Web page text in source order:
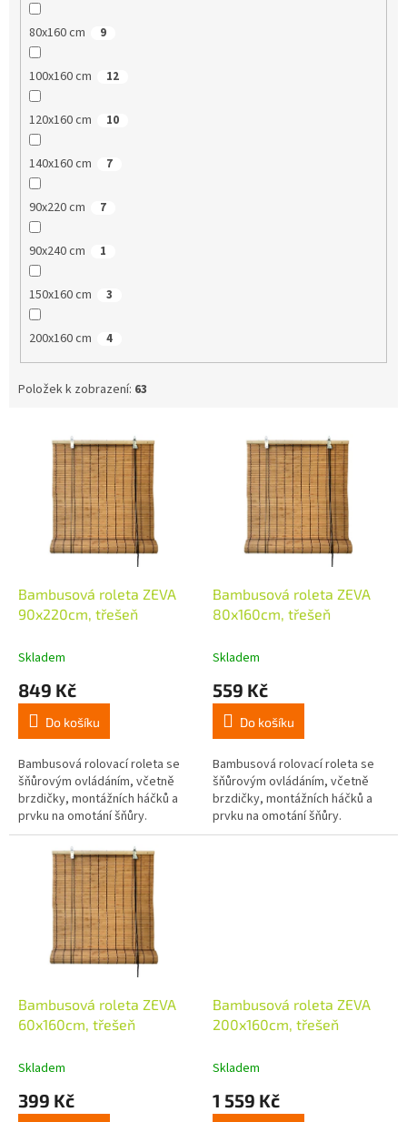
80x160 cm 9
100x160 cm 12
120x160 cm 10
140x160 cm 7
90x220 cm 7
90x240 cm 1
150x160 cm 3
200x160 cm 4
Položek k zobrazení: 63
Bambusová roleta ZEVA
90x220cm, třešeň
Skladem
849 Kč
Do košíku
Bambusová rolovací roleta se
šňůrovým ovládáním, včetně
brzdičky, montážních háčků a
prvku na omotání šňůry.
Bambusová roleta ZEVA
80x160cm, třešeň
Skladem
559 Kč
Do košíku
Bambusová rolovací roleta se
šňůrovým ovládáním, včetně
brzdičky, montážních háčků a
prvku na omotání šňůry.
Bambusová roleta ZEVA
60x160cm, třešeň
Skladem
399 Kč
Bambusová roleta ZEVA
200x160cm, třešeň
Skladem
1 559 Kč